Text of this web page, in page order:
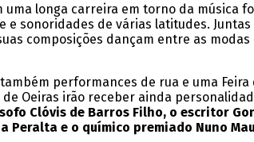
longa carreira em torno da música
sonoridades de várias latitudes.
composições dançam entre as
performances de rua e uma
Oeiras irão receber ainda
Clóvis de Barros Filho, o escritor
Peralta e o químico premiado Nuno